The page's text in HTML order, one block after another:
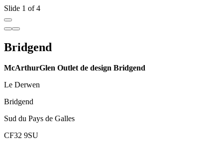
Slide 1 of 4
Bridgend
McArthurGlen Outlet de design Bridgend
Le Derwen
Bridgend
Sud du Pays de Galles
CF32 9SU